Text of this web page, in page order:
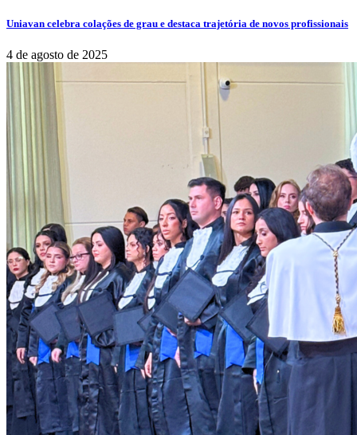
Uniavan celebra colações de grau e destaca trajetória de novos profissionais
4 de agosto de 2025